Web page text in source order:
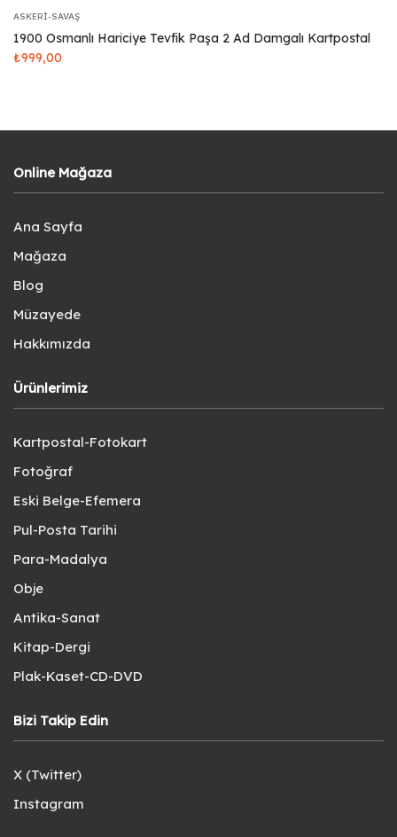
ASKERI-SAVAŞ
1900 Osmanlı Hariciye Tevfik Paşa 2 Ad Damgalı Kartpostal
₺999,00
Online Mağaza
Ana Sayfa
Mağaza
Blog
Müzayede
Hakkımızda
Ürünlerimiz
Kartpostal-Fotokart
Fotoğraf
Eski Belge-Efemera
Pul-Posta Tarihi
Para-Madalya
Obje
Antika-Sanat
Kitap-Dergi
Plak-Kaset-CD-DVD
Bizi Takip Edin
X (Twitter)
Instagram